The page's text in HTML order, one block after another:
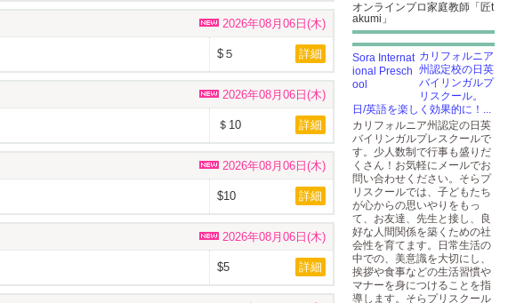
2026年08月06日(木)
$５ 詳細
2026年08月06日(木)
＄10 詳細
2026年08月06日(木)
$10 詳細
2026年08月06日(木)
$5 詳細
オンラインプロ家庭教師「匠t
akumi」
カリフォルニア
州認定校の日英
バイリンガルプ
リスクール。
日/英語を楽しく効果的に！...
カリフォルニア州認定の日英
バイリンガルプレスクールで
す。少人数制で行事も盛りだ
くさん！お気軽にメールでお
問い合わせください。そらプ
リスクールでは、子どもたち
が心からの思いやりをもっ
て、お友達、先生と接し、良
好な人間関係を築くための社
会性を育てます。日常生活の
中での、美意識を大切にし、
挨拶や食事などの生活習慣や
マナーを身につけることを指
導します。そらプリスクール